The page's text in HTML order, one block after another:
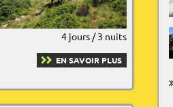
4 jours / 3 nuits
EN SAVOIR PLUS